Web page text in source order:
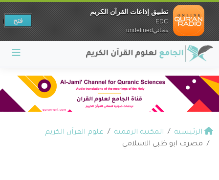
الرئيسية المكتبة الرقمية
علوم القرآن الكريم
مصرف ابو ظبي الاسلامي
تطبيق إذاعات القرآن الكريم
EDC
مجانيundefined
فتح